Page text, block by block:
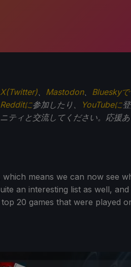
X(Twitter) Mastodon、 Blueskyで
Redditに参加したり、 YouTubeに
ティと交流してください。応援
means we can now see
an interesting list as well,
20 games that were played